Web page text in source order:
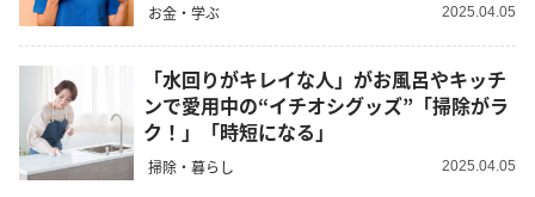
お金・学ぶ 2025.04.05
「水回りがキレイな人」がお風呂やキッチ
ンで愛用中の“イチオシグッズ”「掃除がラ
ク！」「時短になる」
掃除・暮らし 2025.04.05